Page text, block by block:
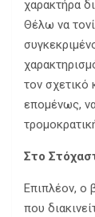
χαρακτήρα
Θέλω να
τον σχετικό
επομένως, να
Στο
Επιπλέον, ο
που